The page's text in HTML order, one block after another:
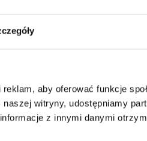
aby oferować funkcje
witryny, udostępniamy
z innymi danymi